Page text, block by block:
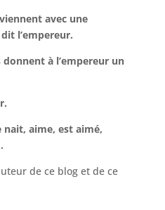
avec une
l’empereur.
à l’empereur un
aime, est aimé,
de ce blog et de ce